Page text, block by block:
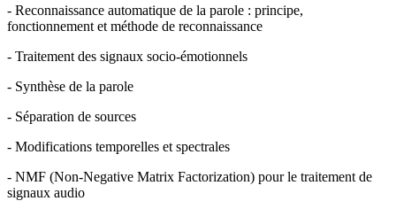
- Reconnaissance automatique de la parole : principe,
fonctionnement et méthode de reconnaissance
- Traitement des signaux socio-émotionnels
- Synthèse de la parole
- Séparation de sources
- Modifications temporelles et spectrales
- NMF (Non-Negative Matrix Factorization) pour le traitement de
signaux audio